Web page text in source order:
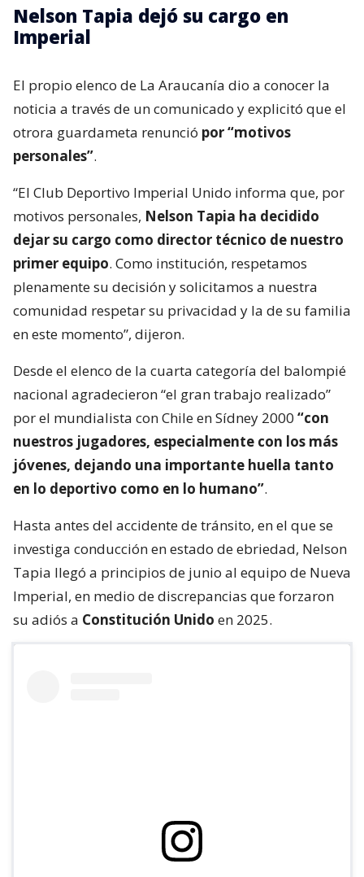
Nelson Tapia dejó su cargo en
Imperial
El propio elenco de La Araucanía dio a conocer la
noticia a través de un comunicado y explicitó que el
otrora guardameta renunció por “motivos
personales”.
“El Club Deportivo Imperial Unido informa que, por
motivos personales, Nelson Tapia ha decidido
dejar su cargo como director técnico de nuestro
primer equipo. Como institución, respetamos
plenamente su decisión y solicitamos a nuestra
comunidad respetar su privacidad y la de su familia
en este momento”, dijeron.
Desde el elenco de la cuarta categoría del balompié
nacional agradecieron “el gran trabajo realizado”
por el mundialista con Chile en Sídney 2000 “con
nuestros jugadores, especialmente con los más
jóvenes, dejando una importante huella tanto
en lo deportivo como en lo humano”.
Hasta antes del accidente de tránsito, en el que se
investiga conducción en estado de ebriedad, Nelson
Tapia llegó a principios de junio al equipo de Nueva
Imperial, en medio de discrepancias que forzaron
su adiós a Constitución Unido en 2025.